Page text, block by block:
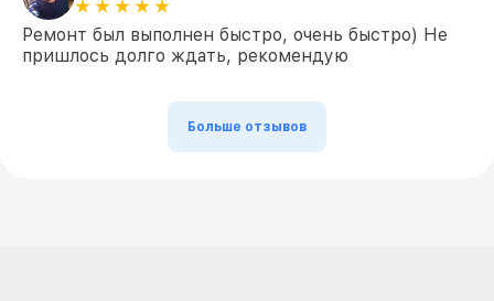
Ремонт был выполнен быстро, очень быстро) Не
пришлось долго ждать, рекомендую
Больше отзывов